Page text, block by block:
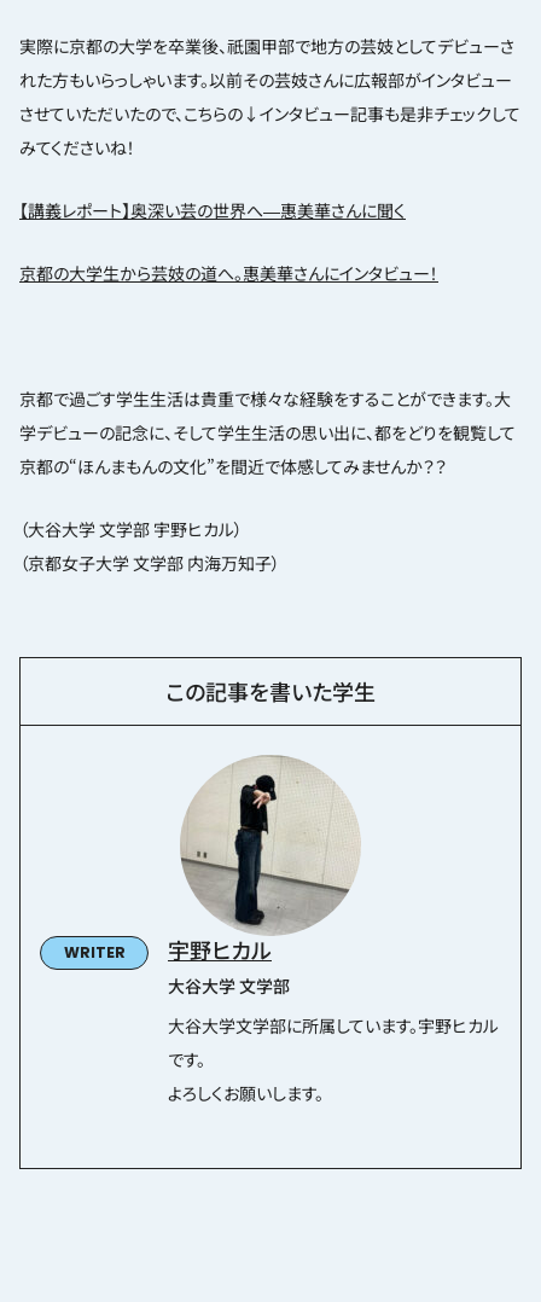
実際に京都の大学を卒業後、祇園甲部で地方の芸妓としてデビューさ
れた方もいらっしゃいます。以前その芸妓さんに広報部がインタビュー
させていただいたので、こちらの↓インタビュー記事も是非チェックして
みてくださいね！
【講義レポート】奥深い芸の世界へ―惠美華さんに聞く
京都の大学生から芸妓の道へ。惠美華さんにインタビュー！
京都で過ごす学生生活は貴重で様々な経験をすることができます。大
学デビューの記念に、そして学生生活の思い出に、都をどりを観覧して
京都の“ほんまもんの文化”を間近で体感してみませんか？？
（大谷大学 文学部 宇野ヒカル）
（京都女子大学 文学部 内海万知子）
この記事を書いた学生
宇野ヒカル
大谷大学 文学部
大谷大学文学部に所属しています。宇野ヒカル
です。
よろしくお願いします。